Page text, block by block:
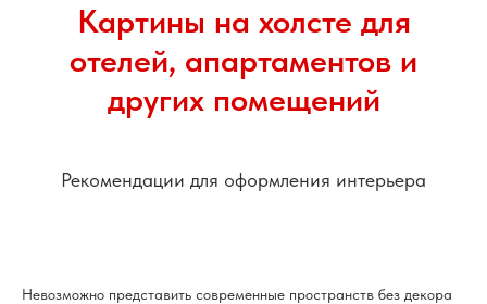
Картины на холсте для
отелей, апартаментов и
других помещений
Рекомендации для оформления интерьера
Невозможно представить современные пространств без декора